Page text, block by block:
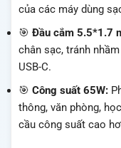
của các máy dùng
🎯 Đầu cắm 5.5*1.7
chân sạc, tránh
USB-C.
🎯 Công suất 65W:
thông, văn phòng,
cầu công suất cao